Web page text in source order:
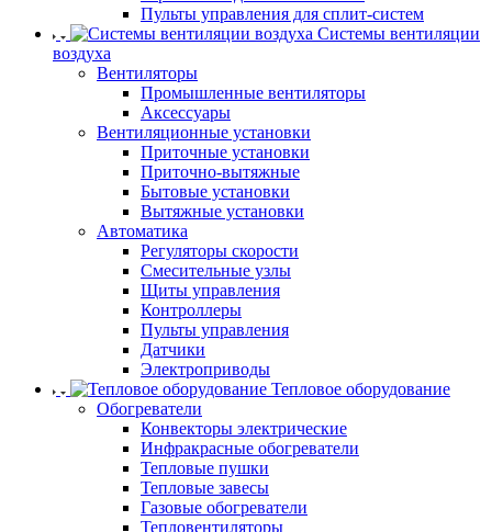
Пульты управления для сплит-систем
Системы вентиляции
воздуха
Вентиляторы
Промышленные вентиляторы
Аксессуары
Вентиляционные установки
Приточные установки
Приточно-вытяжные
Бытовые установки
Вытяжные установки
Автоматика
Регуляторы скорости
Смесительные узлы
Щиты управления
Контроллеры
Пульты управления
Датчики
Электроприводы
Тепловое оборудование
Обогреватели
Конвекторы электрические
Инфракрасные обогреватели
Тепловые пушки
Тепловые завесы
Газовые обогреватели
Тепловентиляторы